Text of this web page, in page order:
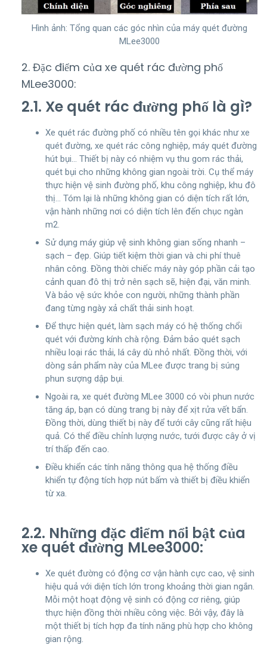
Hình ảnh: Tổng quan các góc nhìn của máy quét đường
MLee3000
2. Đặc điểm của xe quét rác đường phố
MLee3000:
2.1. Xe quét rác đường phố là gì?
Xe quét rác đường phố có nhiều tên gọi khác như xe
quét đường, xe quét rác công nghiệp, máy quét đường
hút bụi… Thiết bị này có nhiệm vụ thu gom rác thải,
quét bụi cho những không gian ngoài trời. Cụ thể máy
thực hiện vệ sinh đường phố, khu công nghiệp, khu đô
thị… Tóm lại là những không gian có diện tích rất lớn,
vận hành những nơi có diện tích lên đến chục ngàn
m2.
Sử dụng máy giúp vệ sinh không gian sống nhanh –
sạch – đẹp. Giúp tiết kiệm thời gian và chi phí thuê
nhân công. Đồng thời chiếc máy này góp phần cải tạo
cảnh quan đô thị trở nên sạch sẽ, hiện đại, văn minh.
Và bảo vệ sức khỏe con người, những thành phần
đang từng ngày xả chất thải sinh hoạt.
Để thực hiện quét, làm sạch máy có hệ thống chổi
quét với đường kính chà rộng. Đảm bảo quét sạch
nhiều loại rác thải, lá cây dù nhỏ nhất. Đồng thời, với
dòng sản phẩm này của MLee được trang bị súng
phun sượng dập bụi.
Ngoài ra, xe quét đường MLee 3000 có vòi phun nước
tăng áp, bạn có dùng trang bị này để xịt rửa vết bẩn.
Đồng thời, dùng thiết bị này để tưới cây cũng rất hiệu
quả. Có thể điều chỉnh lượng nước, tưới được cây ở vị
trí thấp đến cao.
Điều khiển các tính năng thông qua hệ thống điều
khiển tự động tích hợp nút bấm và thiết bị điều khiển
từ xa.
2.2. Những đặc điểm nổi bật của
xe quét đường MLee3000:
Xe quét đường có động cơ vận hành cực cao, vệ sinh
hiệu quả với diện tích lớn trong khoảng thời gian ngắn.
Mỗi một hoạt động vệ sinh có động cơ riêng, giúp
thực hiện đồng thời nhiều công việc. Bởi vậy, đây là
một thiết bị tích hợp đa tính năng phù hợp cho không
gian rộng.